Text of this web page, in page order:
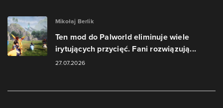
Mikołaj Berlik
Ten mod do Palworld eliminuje wiele
irytujących przycięć. Fani rozwiązują...
27.07.2026